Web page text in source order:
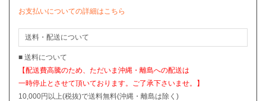
お支払いについての詳細はこちら
送料・配送について
■ 送料について
【配送費高騰のため、ただいま沖縄・離島への配送は
一時停止とさせて頂いております。ご了承下さいませ。】
10,000円以上(税抜)で送料無料(沖縄・離島は除く)